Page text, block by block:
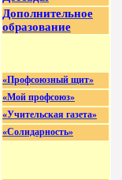
Дополнительное
образование
«Профсоюзный щит»
«Мой профсоюз»
«Учительская газета»
«Солидарность»